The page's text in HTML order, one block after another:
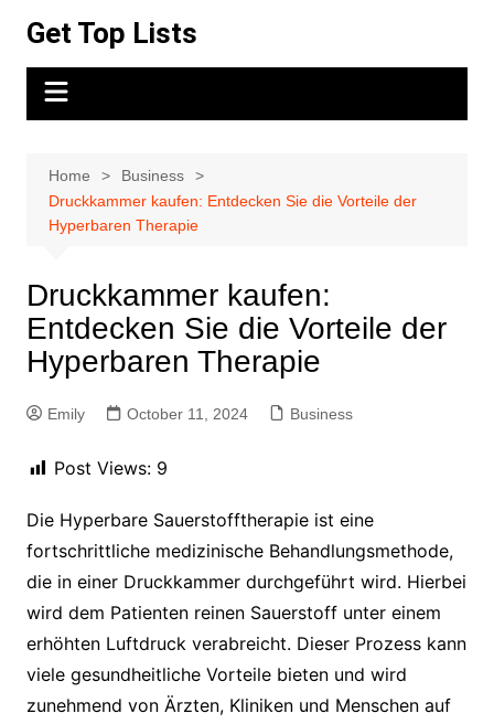
content
Get Top Lists
Home
Business
Druckkammer kaufen: Entdecken Sie die Vorteile der
Hyperbaren Therapie
Druckkammer kaufen:
Entdecken Sie die Vorteile der
Hyperbaren Therapie
Emily October 11, 2024 Business
Post Views: 9
Die Hyperbare Sauerstofftherapie ist eine
fortschrittliche medizinische Behandlungsmethode,
die in einer Druckkammer durchgeführt wird. Hierbei
wird dem Patienten reinen Sauerstoff unter einem
erhöhten Luftdruck verabreicht. Dieser Prozess kann
viele gesundheitliche Vorteile bieten und wird
zunehmend von Ärzten, Kliniken und Menschen auf